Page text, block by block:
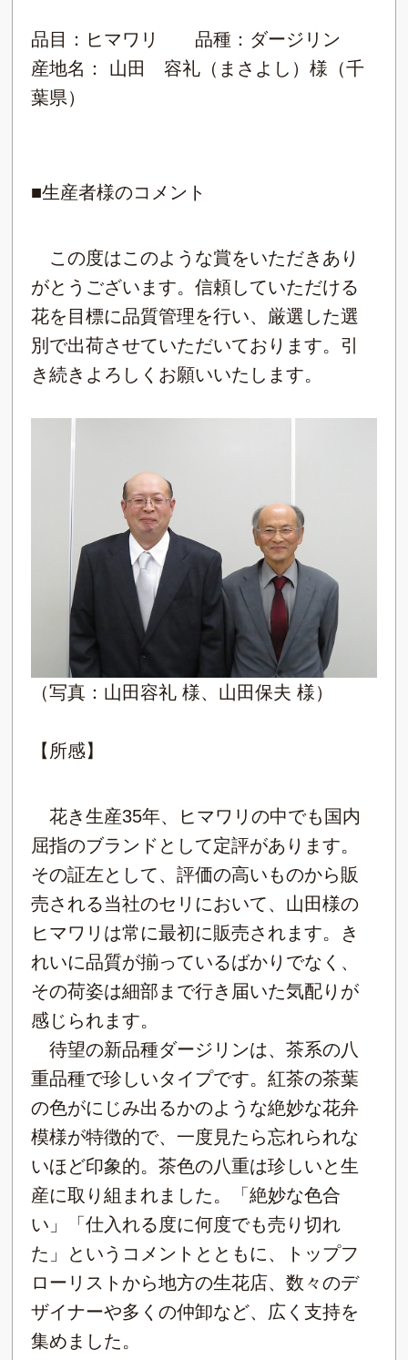
品目：ヒマワリ 品種：ダージリン
産地名： 山田 容礼（まさよし）様（千
葉県）
■生産者様のコメント
この度はこのような賞をいただきあり
がとうございます。信頼していただける
花を目標に品質管理を行い、厳選した選
別で出荷させていただいております。引
き続きよろしくお願いいたします。
（写真：山田容礼 様、山田保夫 様）
【所感】
花き生産35年、ヒマワリの中でも国内
屈指のブランドとして定評があります。
その証左として、評価の高いものから販
売される当社のセリにおいて、山田様の
ヒマワリは常に最初に販売されます。き
れいに品質が揃っているばかりでなく、
その荷姿は細部まで行き届いた気配りが
感じられます。
待望の新品種ダージリンは、茶系の八
重品種で珍しいタイプです。紅茶の茶葉
の色がにじみ出るかのような絶妙な花弁
模様が特徴的で、一度見たら忘れられな
いほど印象的。茶色の八重は珍しいと生
産に取り組まれました。「絶妙な色合
い」「仕入れる度に何度でも売り切れ
た」というコメントとともに、トップフ
ローリストから地方の生花店、数々のデ
ザイナーや多くの仲卸など、広く支持を
集めました。